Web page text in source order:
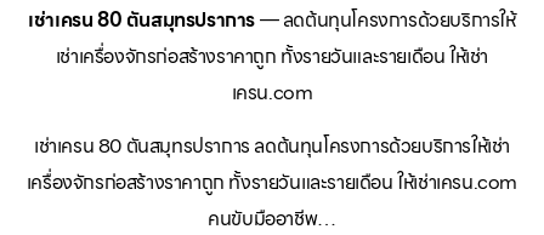
เช่าเครน 80 ตันสมุทรปราการ— ลดต้นทุนโครงการด้วยบริการให้
เช่าเครื่องจักรก่อสร้างราคาถูก ทั้งรายวันและรายเดือน ให้เช่า
เครน.com
เช่าเครน 80 ตันสมุทรปราการ ลดต้นทุนโครงการด้วยบริการให้เช่า
เครื่องจักรก่อสร้างราคาถูก ทั้งรายวันและรายเดือน ให้เช่าเครน.com
คนขับมืออาชีพ…